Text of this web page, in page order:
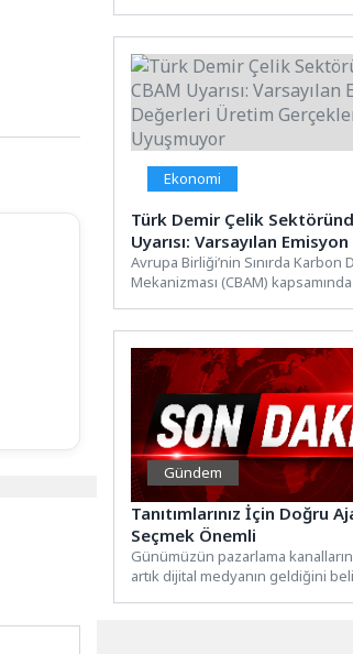
Ekonomi
Türk Demir Çelik
Uyarısı: Varsayılan
Üretim Gerçekleriyle
Avrupa Birliği’nin Sınırda Karbon
Mekanizması (CBAM) kapsamında
Gündem
Tanıtımlarınız İçin Doğru
Seçmek Önemli
Günümüzün pazarlama
artık dijital medyanın geldiğini